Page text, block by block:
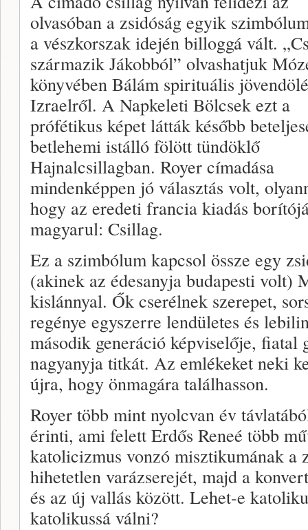
olvasóban a zsidóság egyik
a vészkorszak idején billoggá vált.
származik Jákobból” olvashatjuk
könyvében Bálám spirituális
Izraelről. A Napkeleti Bölcsek ezt a
prófétikus képet látták később
betlehemi istálló fölött tündöklő
Hajnalcsillagban. Royer címadása
mindenképpen jó választás volt,
hogy az eredeti francia kiadás
magyarul: Csillag.
Ez a szimbólum kapcsol össze egy
(akinek az édesanyja budapesti volt)
kislánnyal. Ők cserélnek szerepet,
regénye egyszerre lendületes és
második generáció képviselője,
nagyanyja titkát. Az emlékeket neki
újra, hogy önmagára találhasson.
Royer több mint nyolcvan év
érinti, ami felett Erdős Reneé több
katolicizmus vonzó misztikumának a
hihetetlen varázserejét, majd a
és az új vallás között. Lehet-e
katolikussá válni?